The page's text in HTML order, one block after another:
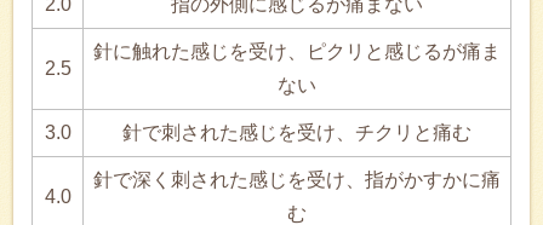
2.5
針に触れた感じを受け、ピクリと感じるが痛ま
ない
3.0 針で刺された感じを受け、チクリと痛む
4.0
針で深く刺された感じを受け、指がかすかに痛
む